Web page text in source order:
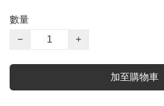
數量
−
+
加至購物車